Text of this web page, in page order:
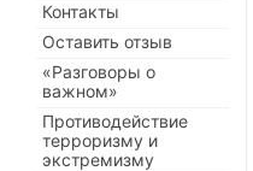
Контакты
Оставить отзыв
«Разговоры о
важном»
Противодействие
терроризму и
экстремизму